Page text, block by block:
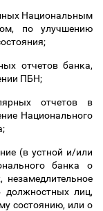
Национальным
по улучшению
отчетов банка,
ПБН;
отчетов в
Национального
(в устной и/или
банка о
должностных лиц,
состоянию, или о